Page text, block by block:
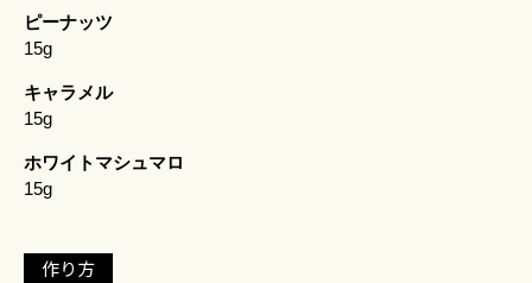
ピーナッツ
15g
キャラメル
15g
ホワイトマシュマロ
15g
作り方